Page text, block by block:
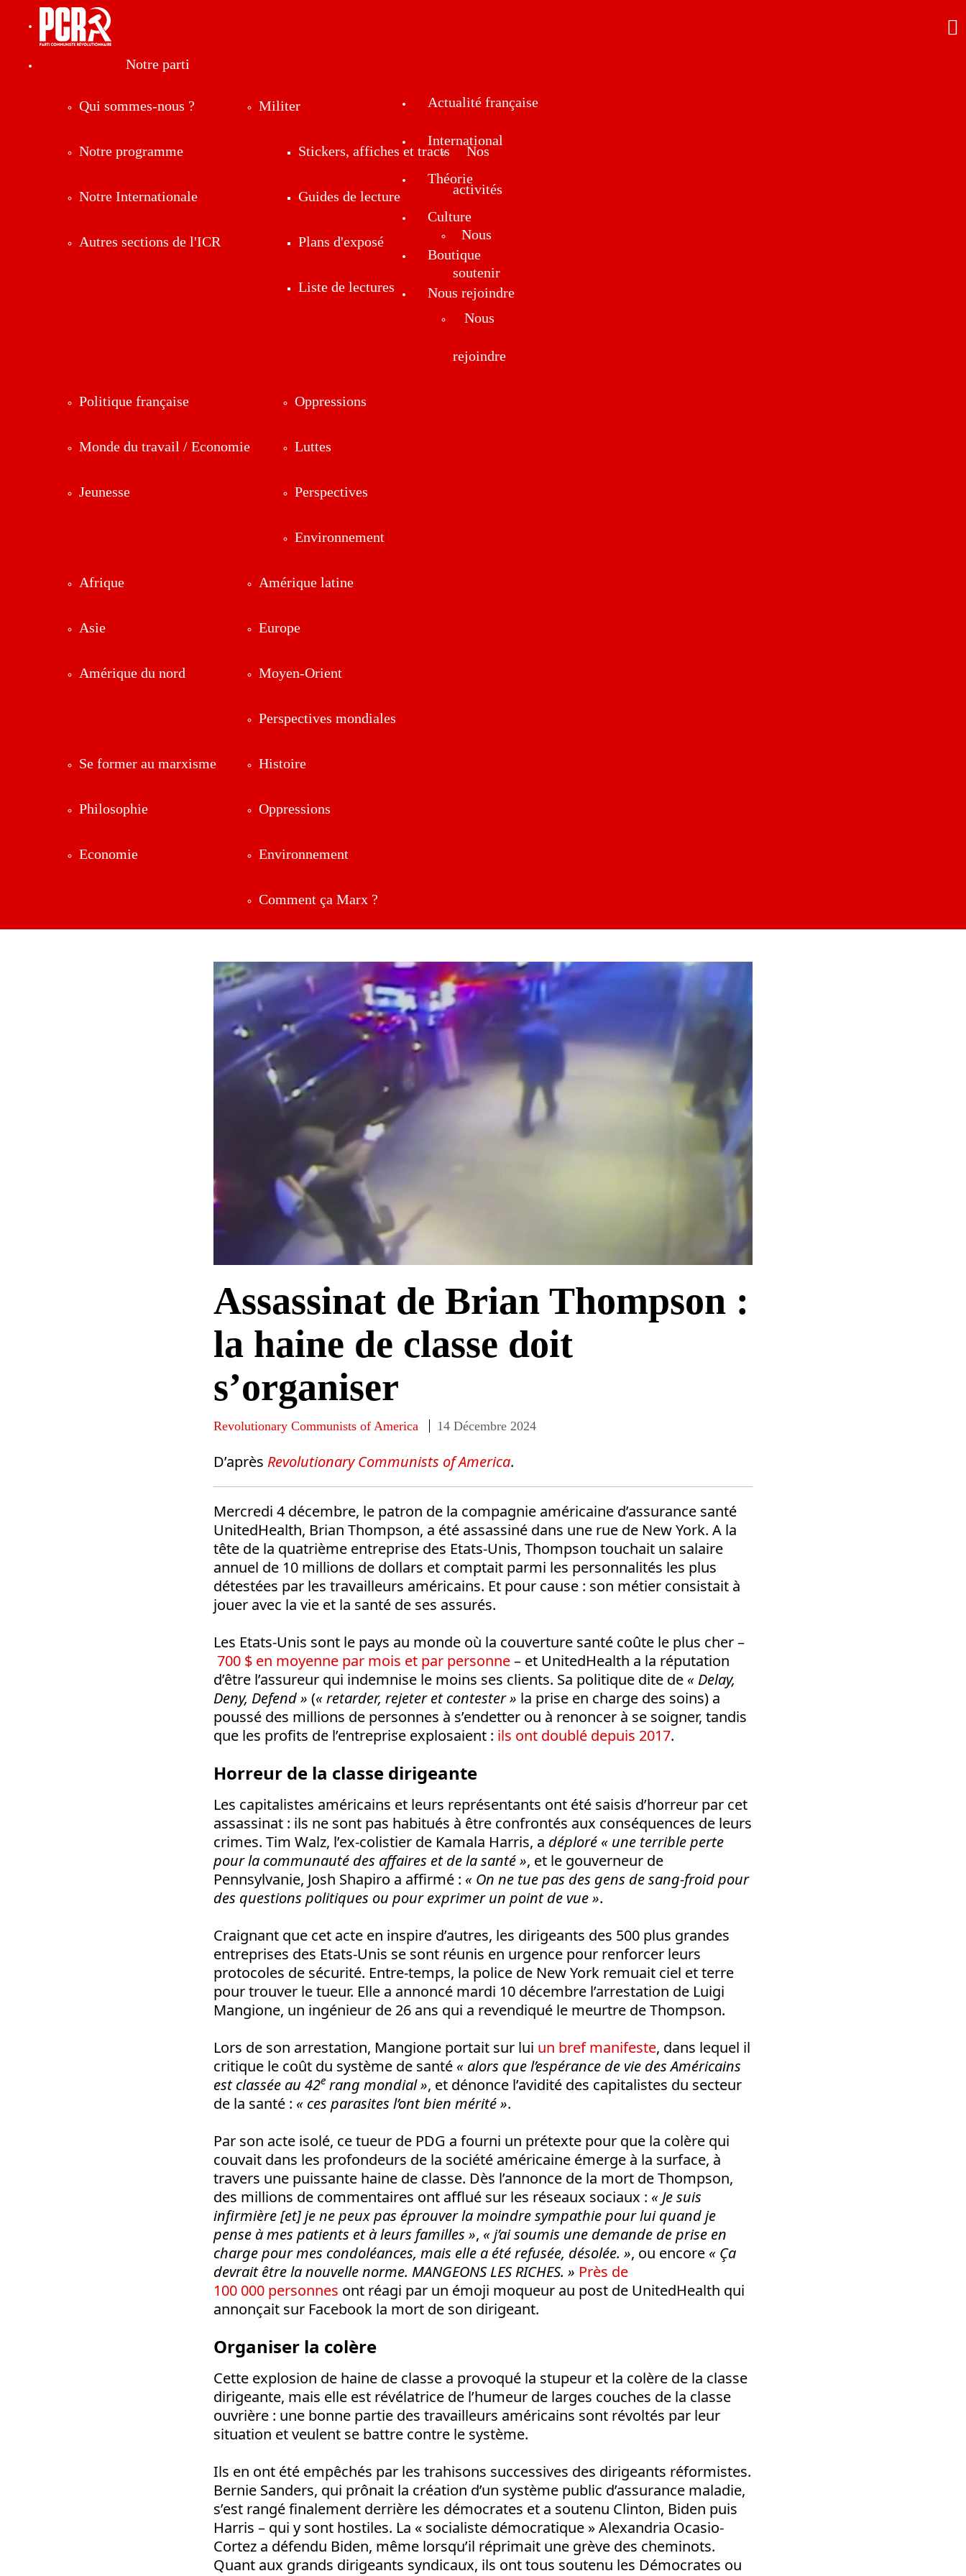
Notre parti
Qui sommes-nous ?
Notre programme
Notre Internationale
Autres sections de l'ICR
Militer
Stickers, affiches et tracts
Guides de lecture
Plans d'exposé
Liste de lectures
Nos
activités
Nous
soutenir
Nous
rejoindre
Actualité française
Politique française
Monde du travail / Economie
Jeunesse
Oppressions
Luttes
Perspectives
Environnement
International
Afrique
Asie
Amérique du nord
Amérique latine
Europe
Moyen-Orient
Perspectives mondiales
Théorie
Se former au marxisme
Philosophie
Economie
Histoire
Oppressions
Environnement
Comment ça Marx ?
Culture
Boutique
Nous rejoindre
Assassinat de Brian Thompson :
la haine de classe doit
s’organiser
Revolutionary Communists of America 14 Décembre 2024
D’après Revolutionary Communists of America.
Mercredi 4 décembre, le patron de la compagnie américaine d’assurance santé
UnitedHealth, Brian Thompson, a été assassiné dans une rue de New York. A la
tête de la quatrième entreprise des Etats-Unis, Thompson touchait un salaire
annuel de 10 millions de dollars et comptait parmi les personnalités les plus
détestées par les travailleurs américains. Et pour cause : son métier consistait à
jouer avec la vie et la santé de ses assurés.
Les Etats-Unis sont le pays au monde où la couverture santé coûte le plus cher –
700 $ en moyenne par mois et par personne– et UnitedHealth a la réputation
d’être l’assureur qui indemnise le moins ses clients. Sa politique dite de « Delay,
Deny, Defend » (« retarder, rejeter et contester » la prise en charge des soins) a
poussé des millions de personnes à s’endetter ou à renoncer à se soigner, tandis
que les profits de l’entreprise explosaient : ils ont doublé depuis 2017.
Horreur de la classe dirigeante
Les capitalistes américains et leurs représentants ont été saisis d’horreur par cet
assassinat : ils ne sont pas habitués à être confrontés aux conséquences de leurs
crimes. Tim Walz, l’ex-colistier de Kamala Harris, a déploré « une terrible perte
pour la communauté des affaires et de la santé », et le gouverneur de
Pennsylvanie, Josh Shapiro a affirmé : « On ne tue pas des gens de sang-froid pour
des questions politiques ou pour exprimer un point de vue ».
Craignant que cet acte en inspire d’autres, les dirigeants des 500 plus grandes
entreprises des Etats-Unis se sont réunis en urgence pour renforcer leurs
protocoles de sécurité. Entre-temps, la police de New York remuait ciel et terre
pour trouver le tueur. Elle a annoncé mardi 10 décembre l’arrestation de Luigi
Mangione, un ingénieur de 26 ans qui a revendiqué le meurtre de Thompson.
Lors de son arrestation, Mangione portait sur lui un bref manifeste, dans lequel il
critique le coût du système de santé « alors que l’espérance de vie des Américains
est classée au 42e rang mondial », et dénonce l’avidité des capitalistes du secteur
de la santé : « ces parasites l’ont bien mérité ».
Par son acte isolé, ce tueur de PDG a fourni un prétexte pour que la colère qui
couvait dans les profondeurs de la société américaine émerge à la surface, à
travers une puissante haine de classe. Dès l’annonce de la mort de Thompson,
des millions de commentaires ont afflué sur les réseaux sociaux : « Je suis
infirmière [et] je ne peux pas éprouver la moindre sympathie pour lui quand je
pense à mes patients et à leurs familles », « j’ai soumis une demande de prise en
charge pour mes condoléances, mais elle a été refusée, désolée. », ou encore « Ça
devrait être la nouvelle norme. MANGEONS LES RICHES. » Près de
100 000 personnes ont réagi par un émoji moqueur au post de UnitedHealth qui
annonçait sur Facebook la mort de son dirigeant.
Organiser la colère
Cette explosion de haine de classe a provoqué la stupeur et la colère de la classe
dirigeante, mais elle est révélatrice de l’humeur de larges couches de la classe
ouvrière : une bonne partie des travailleurs américains sont révoltés par leur
situation et veulent se battre contre le système.
Ils en ont été empêchés par les trahisons successives des dirigeants réformistes.
Bernie Sanders, qui prônait la création d’un système public d’assurance maladie,
s’est rangé finalement derrière les démocrates et a soutenu Clinton, Biden puis
Harris – qui y sont hostiles. La « socialiste démocratique » Alexandria Ocasio-
Cortez a défendu Biden, même lorsqu’il réprimait une grève des cheminots.
Quant aux grands dirigeants syndicaux, ils ont tous soutenu les Démocrates ou